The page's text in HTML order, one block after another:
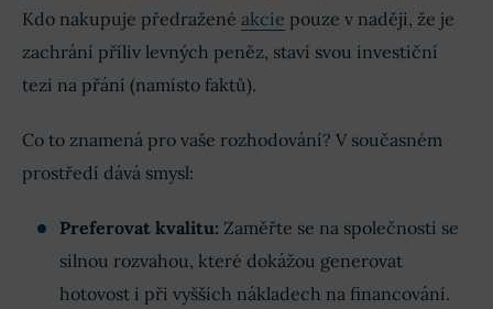
Kdo nakupuje předražené akcie pouze v naději, že je
zachrání příliv levných peněz, staví svou investiční
tezi na přání (namísto faktů).
Co to znamená pro vaše rozhodování? V současném
prostředí dává smysl:
Preferovat kvalitu: Zaměřte se na společnosti se
silnou rozvahou, které dokážou generovat
hotovost i při vyšších nákladech na financování.